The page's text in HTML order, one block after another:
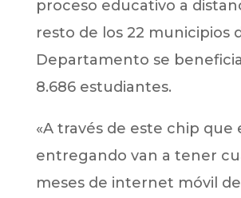
proceso educativo a
resto de los 22 municipios
Departamento se
8.686 estudiantes.
«A través de este chip que
entregando van a tener
meses de internet móvil